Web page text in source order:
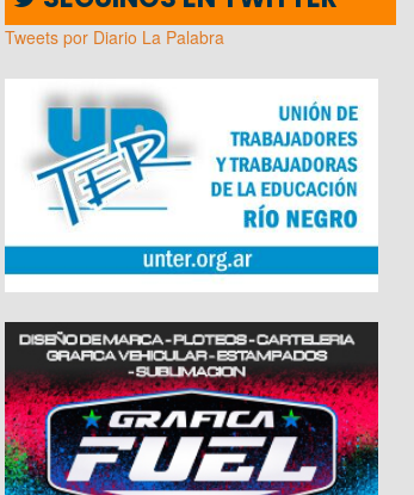
Tweets por Diario La Palabra